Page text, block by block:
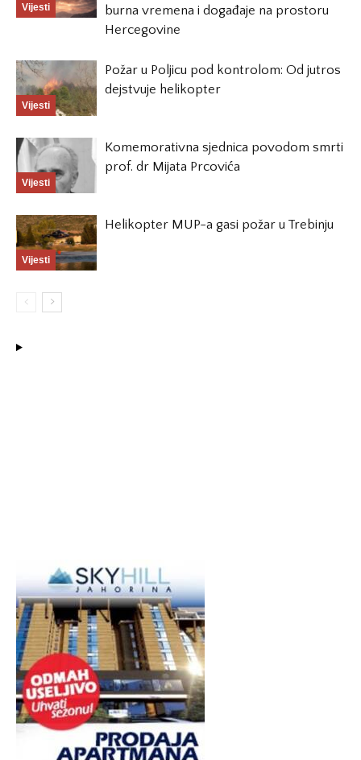
Vijesti
burna vremena i događaje na prostoru
Hercegovine
Vijesti
Požar u Poljicu pod kontrolom: Od jutros
dejstvuje helikopter
Vijesti
Komemorativna sjednica povodom smrti
prof. dr Mijata Prcovića
Vijesti
Helikopter MUP-a gasi požar u Trebinju